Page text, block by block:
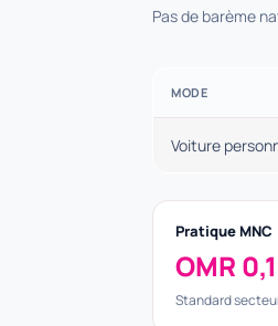
Pas de barème
MODE
Voiture
Pratique MNC
OMR
Standard